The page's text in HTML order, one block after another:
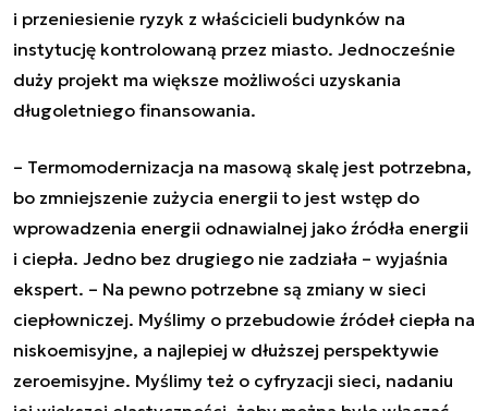
i przeniesienie ryzyk z właścicieli budynków na
instytucję kontrolowaną przez miasto. Jednocześnie
duży projekt ma większe możliwości uzyskania
długoletniego finansowania.
– Termomodernizacja na masową skalę jest potrzebna,
bo zmniejszenie zużycia energii to jest wstęp do
wprowadzenia energii odnawialnej jako źródła energii
i ciepła. Jedno bez drugiego nie zadziała – wyjaśnia
ekspert. – Na pewno potrzebne są zmiany w sieci
ciepłowniczej. Myślimy o przebudowie źródeł ciepła na
niskoemisyjne, a najlepiej w dłuższej perspektywie
zeroemisyjne. Myślimy też o cyfryzacji sieci, nadaniu